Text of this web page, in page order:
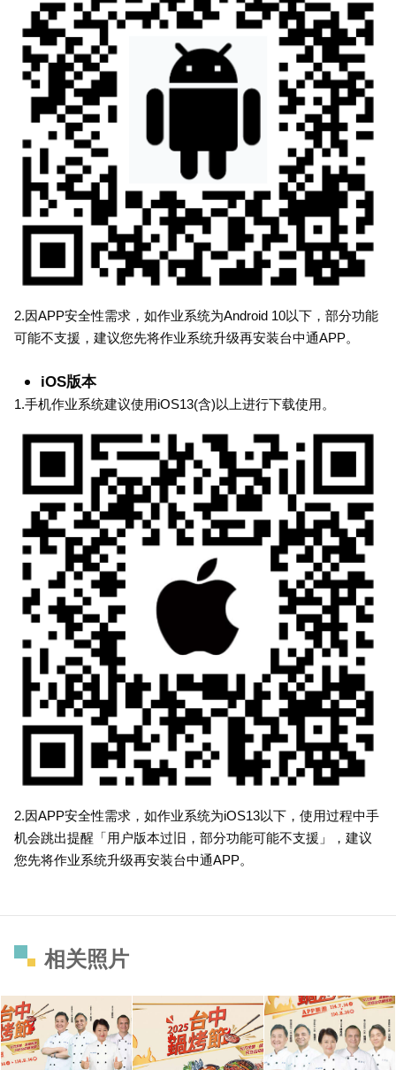
2.因APP安全性需求，如作业系统为Android 10以下，部分功能
可能不支援，建议您先将作业系统升级再安装台中通APP。
iOS版本
1.手机作业系统建议使用iOS13(含)以上进行下载使用。
2.因APP安全性需求，如作业系统为iOS13以下，使用过程中手
机会跳出提醒「用户版本过旧，部分功能可能不支援」，建议
您先将作业系统升级再安装台中通APP。
相关照片